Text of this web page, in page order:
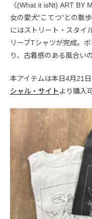
〈(What it isNt) ART BY
女の愛犬“こてつ”との散
にはストリート・スタイ
リーブTシャツが完成。
り、古着感のある風合い
本アイテムは本日4月21
シャル・サイト より購入